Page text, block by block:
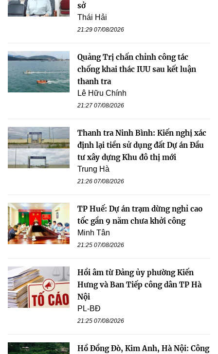
sở
Thái Hải
21:29 07/08/2026
Quảng Trị chấn chỉnh công tác
chống khai thác IUU sau kết luận
thanh tra
Lê Hữu Chính
21:27 07/08/2026
Thanh tra Ninh Bình: Kiến nghị xác
định lại tiền sử dụng đất Dự án Đầu
tư xây dựng Khu đô thị mới
Trung Hà
21:26 07/08/2026
TP Huế: Dự án trạm dừng nghỉ cao
tốc gần 9 năm chưa khởi công
Minh Tân
21:25 07/08/2026
Hồi âm từ Đảng ủy phường Kiến
Hưng và Ban Tiếp công dân TP Hà
Nội
PL-BĐ
21:25 07/08/2026
Hồ Đồng Đò, Kim Anh, Hà Nội: Công